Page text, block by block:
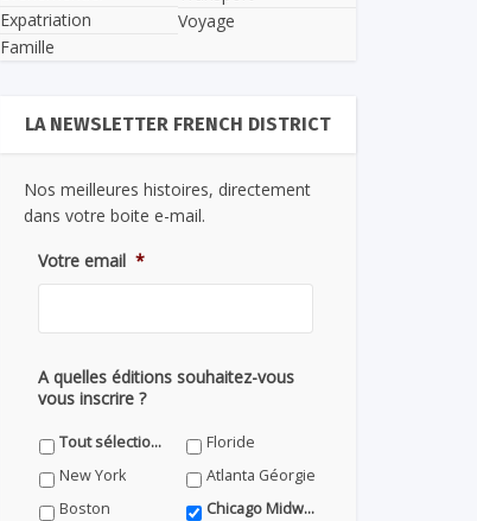
Expatriation
Famille
Voyage
LA NEWSLETTER FRENCH DISTRICT
Nos meilleures histoires, directement
dans votre boite e-mail.
Votre email *
A quelles éditions souhaitez-vous
vous inscrire ?
Tout sélectionner
Floride
New York
Atlanta Géorgie
Boston
Chicago Midwest